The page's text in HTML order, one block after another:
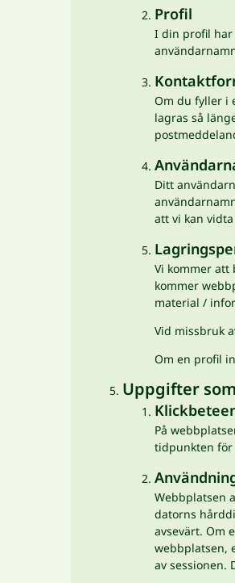
Profil
I din profil har
Om du fyller i
lagras så
Ditt
att vi kan
Vi kommer
kommer
material /
Vid missbruk
Om en profil
Uppgifter
På
tidpunkten för
Webbplatsen
datorns
avsevärt. Om
webbplatsen,
av sessionen.